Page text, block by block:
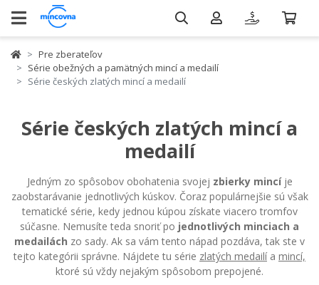
Pre zberateľov
Série obežných a pamätných mincí a medailí
Série českých zlatých mincí a medailí
Série českých zlatých mincí a
medailí
Jedným zo spôsobov obohatenia svojej zbierky mincíje
zaobstarávanie jednotlivých kúskov. Čoraz populárnejšie sú však
tematické série, kedy jednou kúpou získate viacero tromfov
súčasne. Nemusíte teda snoriť po jednotlivých minciach a
medailách zo sady. Ak sa vám tento nápad pozdáva, tak ste v
tejto kategórii správne. Nájdete tu série zlatých medailí a mincí,
ktoré sú vždy nejakým spôsobom prepojené.